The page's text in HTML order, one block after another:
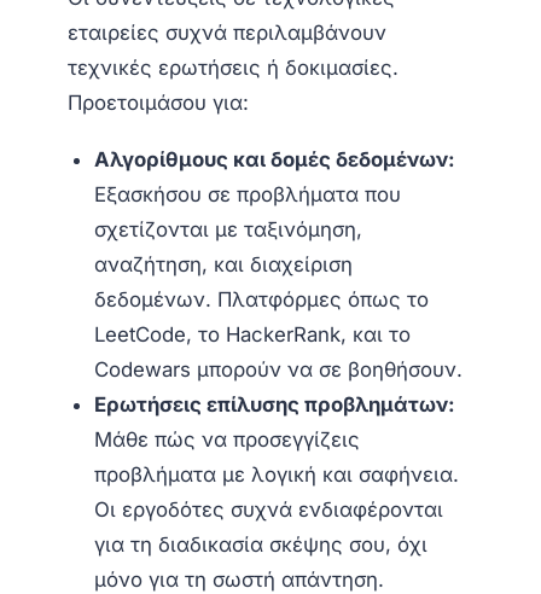
εταιρείες συχνά περιλαμβάνουν
τεχνικές ερωτήσεις ή δοκιμασίες.
Προετοιμάσου για:
Αλγορίθμους και δομές δεδομένων:
Εξασκήσου σε προβλήματα που
σχετίζονται με ταξινόμηση,
αναζήτηση, και διαχείριση
δεδομένων. Πλατφόρμες όπως το
LeetCode, το HackerRank, και το
Codewars μπορούν να σε βοηθήσουν.
Ερωτήσεις επίλυσης προβλημάτων:
Μάθε πώς να προσεγγίζεις
προβλήματα με λογική και σαφήνεια.
Οι εργοδότες συχνά ενδιαφέρονται
για τη διαδικασία σκέψης σου, όχι
μόνο για τη σωστή απάντηση.